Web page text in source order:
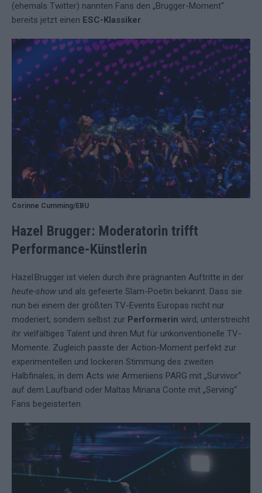
(ehemals Twitter) nannten Fans den „Brugger-Moment“
bereits jetzt einen ESC-Klassiker.
Corinne Cumming/EBU
Hazel Brugger: Moderatorin trifft
Performance-Künstlerin
Hazel Brugger ist vielen durch ihre prägnanten Auftritte in der
heute-show und als gefeierte Slam-Poetin bekannt. Dass sie
nun bei einem der größten TV-Events Europas nicht nur
moderiert, sondern selbst zur Performerin wird, unterstreicht
ihr vielfältiges Talent und ihren Mut für unkonventionelle TV-
Momente. Zugleich passte der Action-Moment perfekt zur
experimentellen und lockeren Stimmung des zweiten
Halbfinales, in dem Acts wie Armeniens PARG mit „Survivor“
auf dem Laufband oder Maltas Miriana Conte mit „Serving“
Fans begeisterten.